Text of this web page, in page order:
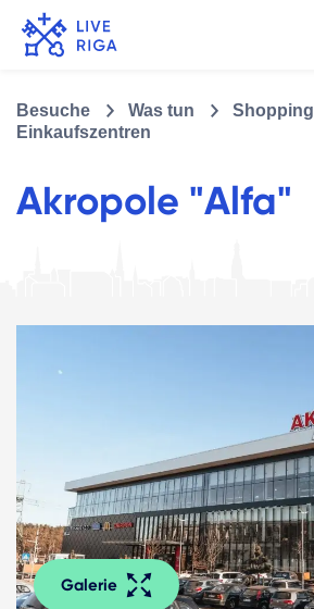
Besuche Was tun
Shopping
Einkaufszentren
Akropole "Alfa"
Galerie